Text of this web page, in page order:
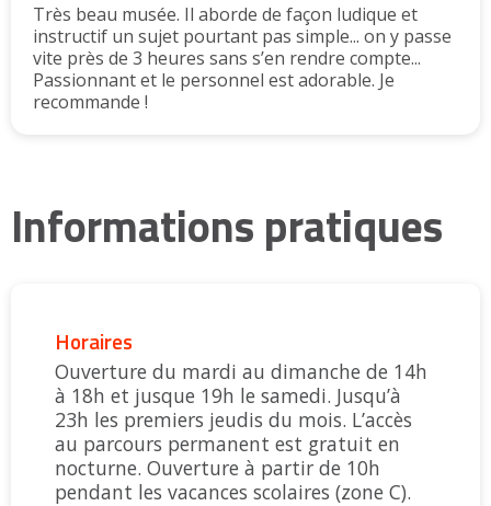
Très beau musée. Il aborde de façon ludique et
instructif un sujet pourtant pas simple... on y passe
vite près de 3 heures sans s’en rendre compte...
Passionnant et le personnel est adorable. Je
recommande !
Informations pratiques
Horaires
Ouverture du mardi au dimanche de 14h
à 18h et jusque 19h le samedi. Jusqu’à
23h les premiers jeudis du mois. L’accès
au parcours permanent est gratuit en
nocturne. Ouverture à partir de 10h
pendant les vacances scolaires (zone C).